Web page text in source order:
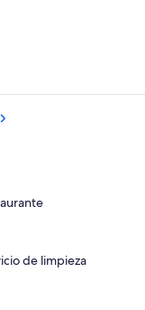
de comidas y cenas
de limpieza